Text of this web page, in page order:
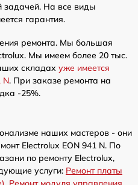
задачей. На все виды
гарантия.
ремонта. Мы большая
Мы имеем более 20 тыс.
складах уже имеется
N. При заказе ремонта на
-25%.
наших мастеров - они
Electrolux EON 941 N. По
по ремонту Electrolux,
услуги: Ремонт платы